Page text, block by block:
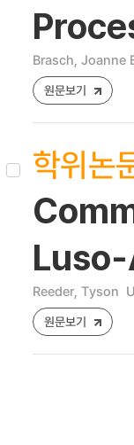
Brasch, Joanne
원문보기
학위논
Reeder, Tyson
원문보기